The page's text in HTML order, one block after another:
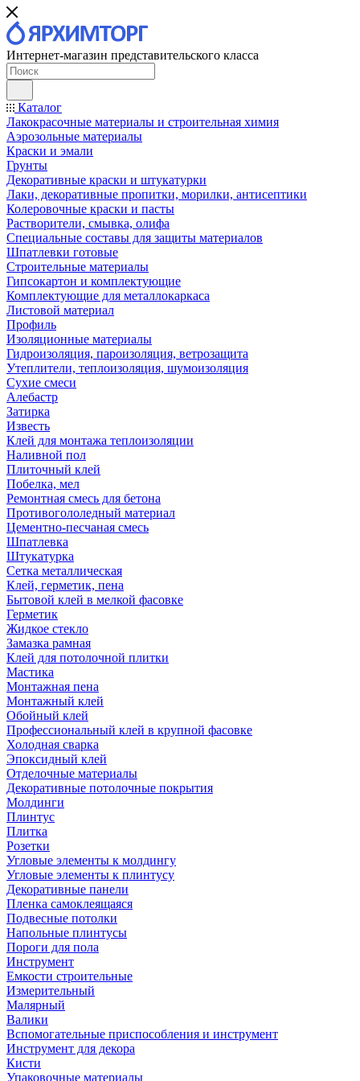
Интернет-магазин представительского класса
Каталог
Лакокрасочные материалы и строительная химия
Аэрозольные материалы
Краски и эмали
Грунты
Декоративные краски и штукатурки
Лаки, декоративные пропитки, морилки, антисептики
Колеровочные краски и пасты
Растворители, смывка, олифа
Специальные составы для защиты материалов
Шпатлевки готовые
Строительные материалы
Гипсокартон и комплектующие
Комплектующие для металлокаркаса
Листовой материал
Профиль
Изоляционные материалы
Гидроизоляция, пароизоляция, ветрозащита
Утеплители, теплоизоляция, шумоизоляция
Сухие смеси
Алебастр
Затирка
Известь
Клей для монтажа теплоизоляции
Наливной пол
Плиточный клей
Побелка, мел
Ремонтная смесь для бетона
Противогололедный материал
Цементно-песчаная смесь
Шпатлевка
Штукатурка
Сетка металлическая
Клей, герметик, пена
Бытовой клей в мелкой фасовке
Герметик
Жидкое стекло
Замазка рамная
Клей для потолочной плитки
Мастика
Монтажная пена
Монтажный клей
Обойный клей
Профессиональный клей в крупной фасовке
Холодная сварка
Эпоксидный клей
Отделочные материалы
Декоративные потолочные покрытия
Молдинги
Плинтус
Плитка
Розетки
Угловые элементы к молдингу
Угловые элементы к плинтусу
Декоративные панели
Пленка самоклеящаяся
Подвесные потолки
Напольные плинтусы
Пороги для пола
Инструмент
Емкости строительные
Измерительный
Малярный
Валики
Вспомогательные приспособления и инструмент
Инструмент для декора
Кисти
Упаковочные материалы